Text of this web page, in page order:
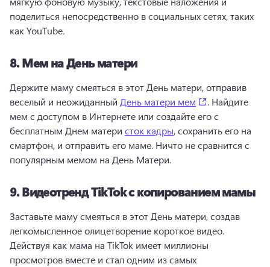
поделиться непосредственно в социальных сетях, таких
как YouTube.
8.Мем на День матери
Держите маму смеяться в этот День матери, отправив
веселый и неожиданный День матери мем (opens in a
. Найдите
мем с доступом в Интернете или создайте его с
бесплатным Днем матери сток кадры, сохранить его на
смартфон, и отправить его маме. Ничто не сравнится с
популярным мемом на День Матери.
9.Видеотренд TikTok с копированием мамы
Заставьте маму смеяться в этот День матери, создав
Действуя как мама на TikTok имеет миллионы
просмотров вместе и стал одним из самых